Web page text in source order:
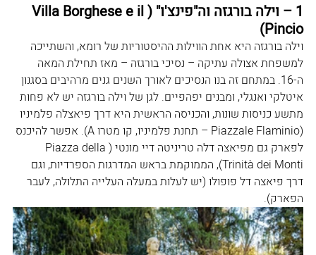
1 – וילה בורגזה וה"פינצ'ו" (Villa Borghese e il
Pincio)
וילה בורגזה היא אחת הווילות ההיסטוריות של רומא, והשתייכה
למשפחת אצולה עתיקה – נסיכי בורגזה – מאז תחילת המאה
ה-16. במתחם זה בנו הנסיכים לאורך השנים גנים מרהיבים בסגנון
איטלקי ואנגלי, ומבנים יפהפיים. לגן של וילה בורגזה יש לא פחות
מתשע כניסות שונות, והכניסה הראשית היא דרך פיאצלה פלמיניו
(Piazzale Flaminio – תחנת פלמיניו, קו מטרו A). אפשר להיכנס
לפארק גם מפיאצה דלה טריניטה דיי מונטי (Piazza della
Trinità dei Monti), הממוקמת בראש המדרגות הספרדיות, וגם
דרך פיאצה דל פופולו (יש לעלות במעלה העלייה התלולה, לעבר
הפארק).